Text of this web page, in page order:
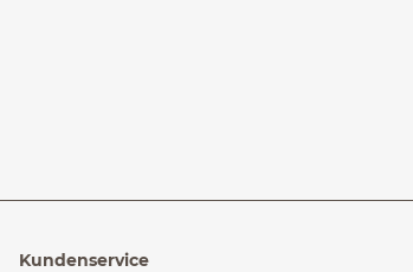
Kundenservice